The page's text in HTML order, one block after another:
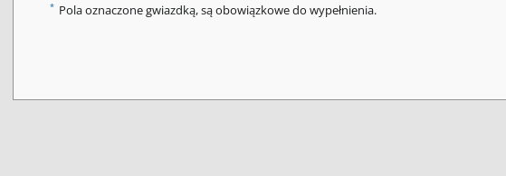
* Pola oznaczone gwiazdką, są obowiązkowe do wypełnienia.